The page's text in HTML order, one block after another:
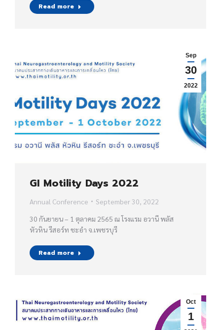
Read more
Sep
30
2022
GI Motility Days 2022
Annual Conference
September 30, 2022
30 กันยายน – 1 ตุลาคม 2565 ณ โรงแรม อวานี พลัส
หัวหิน รีสอร์ท ชะอำ จ.เพชรบุรี
Read more
Oct
1